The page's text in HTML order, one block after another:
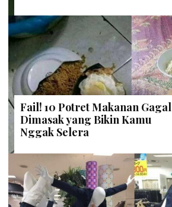
Fail! 10 Potret Makanan Gagal
Dimasak yang Bikin Kamu
Nggak Selera